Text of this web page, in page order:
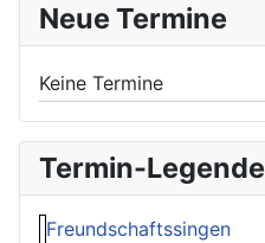
Neue Termine
Keine Termine
Termin-Legende
Freundschaftssingen